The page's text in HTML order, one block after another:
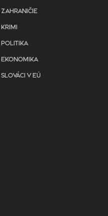
ZAHRANIČIE
KRIMI
POLITIKA
EKONOMIKA
SLOVÁCI V EÚ